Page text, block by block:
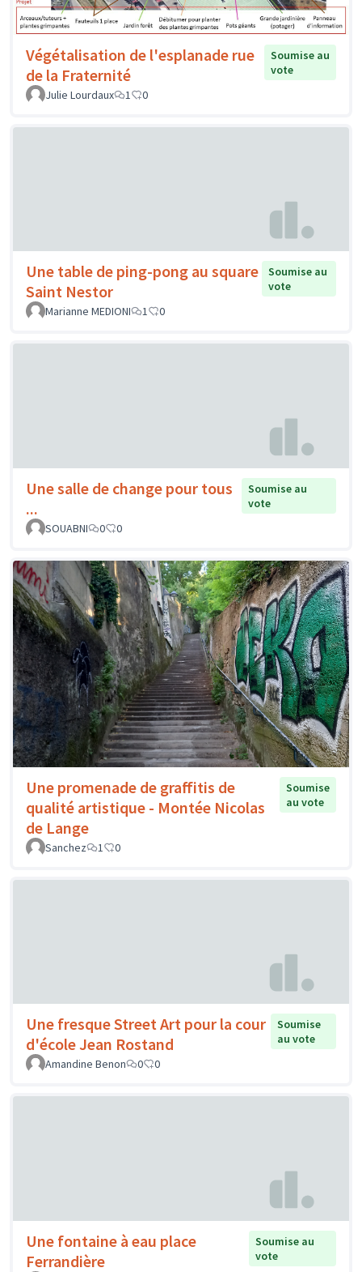
Végétalisation de l'esplanade rue
de la Fraternité
Soumise au
vote
Julie Lourdaux
1 0
Une table de ping-pong au square
Saint Nestor
Soumise au
vote
Marianne MEDIONI
1 0
Une salle de change pour tous
...
Soumise au
vote
SOUABNI
0 0
Une promenade de graffitis de
qualité artistique - Montée Nicolas
de Lange
Soumise
au vote
Sanchez 1 0
Une fresque Street Art pour la cour
d'école Jean Rostand
Soumise
au vote
Amandine Benon
0 0
Une fontaine à eau place
Ferrandière
Soumise au
vote